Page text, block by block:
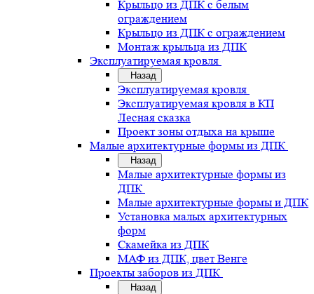
Крыльцо из ДПК с белым
ограждением
Крыльцо из ДПК с ограждением
Монтаж крыльца из ДПК
Эксплуатируемая кровля
Назад
Эксплуатируемая кровля
Эксплуатируемая кровля в КП
Лесная сказка
Проект зоны отдыха на крыше
Малые архитектурные формы из ДПК
Назад
Малые архитектурные формы из
ДПК
Малые архитектурные формы и ДПК
Установка малых архитектурных
форм
Скамейка из ДПК
МАФ из ДПК, цвет Венге
Проекты заборов из ДПК
Назад